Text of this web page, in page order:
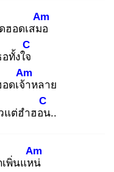
ฮอดเสมอ
Am
ทั้งใจ
C
ดเจ้า
Am
หลาย
แต่ฮำฮอน
C
..
เพิ่นแหน่
Am